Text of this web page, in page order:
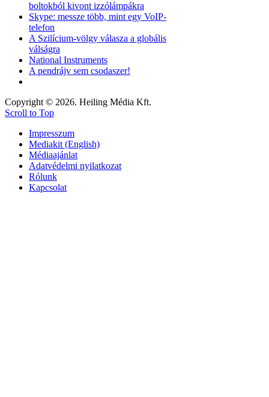
boltokból kivont izzólámpákra
Skype: messze több, mint egy VoIP-
telefon
A Szilícium-völgy válasza a globális
válságra
National Instruments
A pendrájv sem csodaszer!
Copyright © 2026. Heiling Média Kft.
Scroll to Top
Impresszum
Mediakit (English)
Médiaajánlat
Adatvédelmi nyilatkozat
Rólunk
Kapcsolat